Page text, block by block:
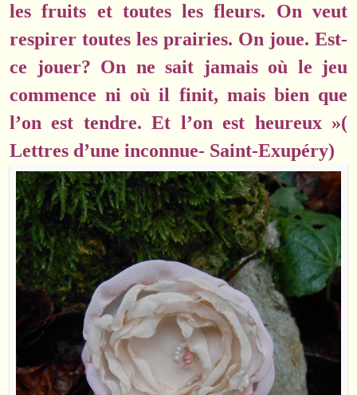
les fruits et toutes les fleurs. On veut
respirer toutes les prairies. On joue. Est-
ce jouer? On ne sait jamais où le jeu
commence ni où il finit, mais bien que
l’on est tendre. Et l’on est heureux »(
Lettres d’une inconnue- Saint-Exupéry)